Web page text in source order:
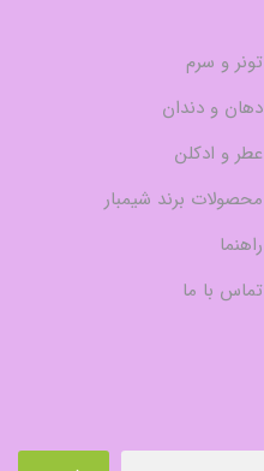
تونر و سرم
دهان و دندان
عطر و ادکلن
محصولات برند شیمبار
راهنما
تماس با ما